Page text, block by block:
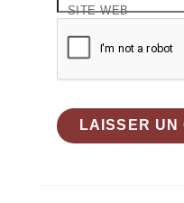
SITE WEB